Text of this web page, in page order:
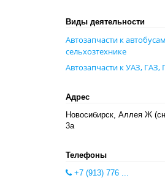
Виды деятельности
Автозапчасти к
сельхозтехнике
Автозапчасти к УАЗ, ГАЗ,
Адрес
Новосибирск, Аллея Ж
3а
Телефоны
+7 (913) 776 ...